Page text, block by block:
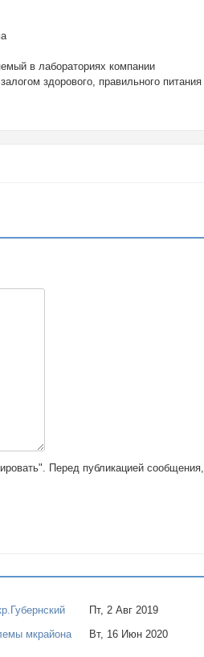
в лабораториях компании
здорового, правильного
Перед публикацией
Пт, 2 Авг 2019
мкрайона Вт, 16 Июн 2020